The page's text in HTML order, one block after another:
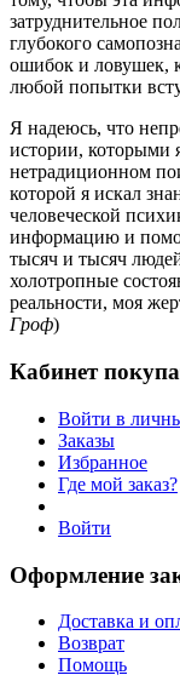
затруднительное
глубокого
ошибок и ловушек,
любой попытки
Я надеюсь, что
истории, которыми
нетрадиционном
которой я искал
человеческой
информацию и
тысяч и тысяч
холотропные
реальности, моя
Гроф)
Кабинет
Войти в
Заказы
Избранное
Где мой заказ?
Войти
Оформление
Доставка и
Возврат
Помощь